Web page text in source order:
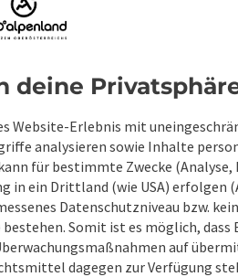
drucken In der Nähe
deine
Website-Erlebnis mit
analysieren sowie Inhalte
für bestimmte Zwecke
in ein Drittland (wie USA) erfolgen
Datenschutzniveau bzw.
Somit ist es möglich, dass
auf
dagegen zur Verfügung